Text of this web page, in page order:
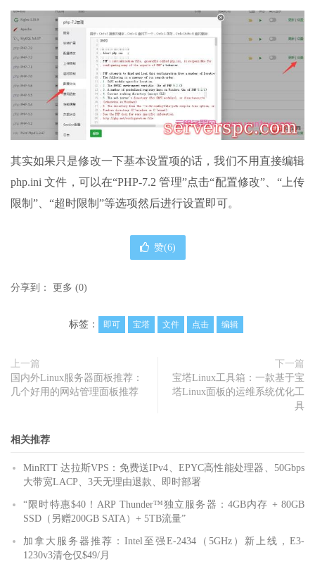
其实如果只是修改一下基本设置项的话，我们不用直接编辑
php.ini 文件，可以在“PHP-7.2 管理”点击“配置修改”、“上传
限制”、“超时限制”等选项然后进行设置即可。
赞(6)
分享到： 更多 (0)
标签： 即可 宝塔 文件 点击 编辑
上一篇
国内外Linux服务器面板推荐：
几个好用的网站管理面板推荐
下一篇
宝塔Linux工具箱：一款基于宝
塔Linux面板的运维系统优化工
具
相关推荐
MinRTT 达拉斯VPS：免费送IPv4、EPYC高性能处理器、50Gbps
大带宽LACP、3天无理由退款、即时部署
“限时特惠$40！ARP Thunder™独立服务器：4GB内存 + 80GB
SSD（另赠200GB SATA）+ 5TB流量”
加拿大服务器推荐：Intel至强E-2434（5GHz）新上线，E3-
1230v3清仓仅$49/月